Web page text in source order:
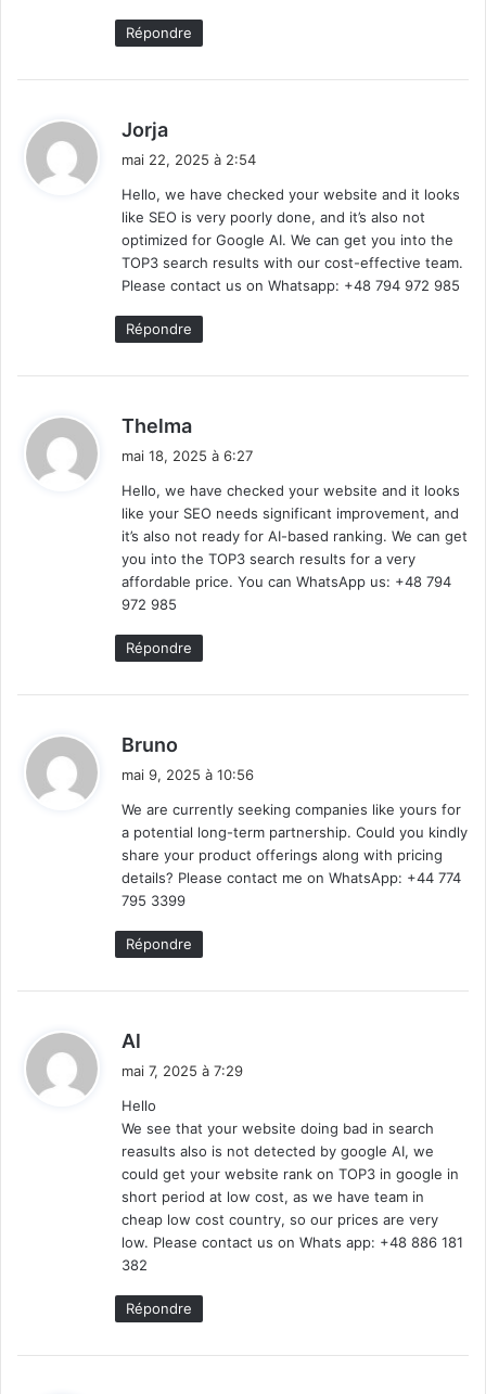
Répondre
Jorja
:
mai 22, 2025 à 2:54
Hello, we have checked your website and it looks
like SEO is very poorly done, and it’s also not
optimized for Google AI. We can get you into the
TOP3 search results with our cost-effective team.
Please contact us on Whatsapp: +48 794 972 985
Répondre
Thelma
:
mai 18, 2025 à 6:27
Hello, we have checked your website and it looks
like your SEO needs significant improvement, and
it’s also not ready for AI-based ranking. We can get
you into the TOP3 search results for a very
affordable price. You can WhatsApp us: +48 794
972 985
Répondre
Bruno
:
mai 9, 2025 à 10:56
We are currently seeking companies like yours for
a potential long-term partnership. Could you kindly
share your product offerings along with pricing
details? Please contact me on WhatsApp: +44 774
795 3399
Répondre
Al
mai 7, 2025 à 7:29
Hello
We see that your website doing bad in search
reasults also is not detected by google AI, we
could get your website rank on TOP3 in google in
short period at low cost, as we have team in
cheap low cost country, so our prices are very
low. Please contact us on Whats app: +48 886 181
382
Répondre